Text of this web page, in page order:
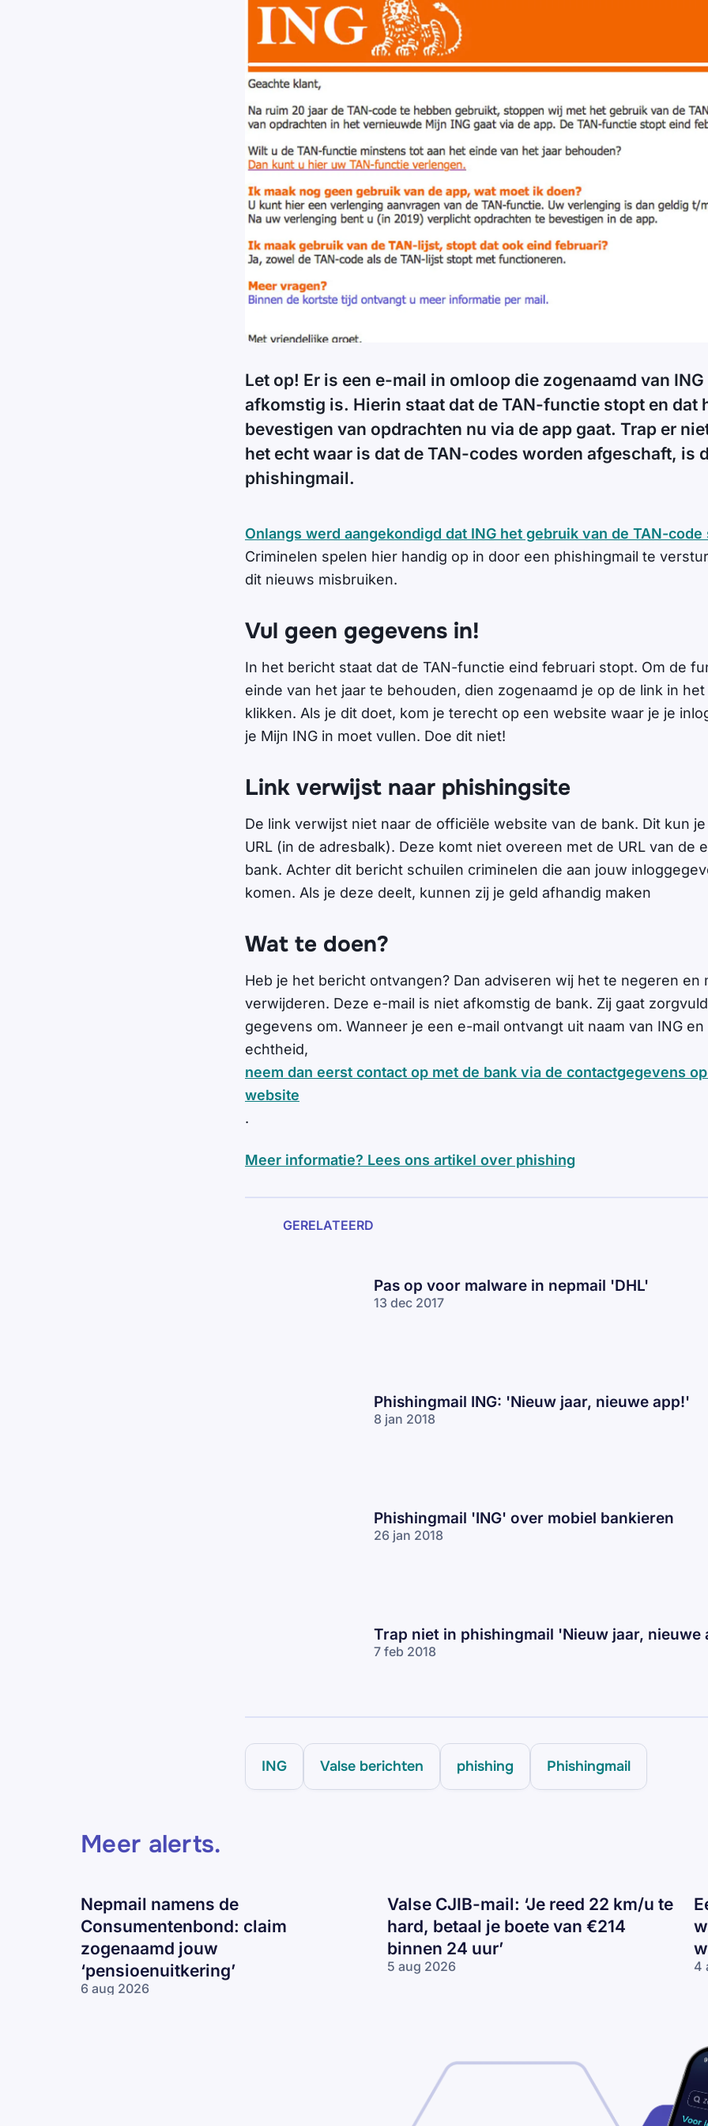
Let op! Er is een e-mail in omloop die zogenaamd van ING
afkomstig is. Hierin staat dat de TAN-functie stopt en dat
bevestigen van opdrachten nu via de app gaat. Trap er
het echt waar is dat de TAN-codes worden afgeschaft, is
phishingmail.
Onlangs werd aangekondigd dat ING het gebruik van de TAN-code
Criminelen spelen hier handig op in door een phishingmail te
dit nieuws misbruiken.
Vul geen gegevens in!
In het bericht staat dat de TAN-functie eind februari stopt. Om de
einde van het jaar te behouden, dien zogenaamd je op de link in
klikken. Als je dit doet, kom je terecht op een website waar je je
je Mijn ING in moet vullen. Doe dit niet!
Link verwijst naar phishingsite
De link verwijst niet naar de officiële website van de bank. Dit kun
URL (in de adresbalk). Deze komt niet overeen met de URL van de
bank. Achter dit bericht schuilen criminelen die aan jouw
komen. Als je deze deelt, kunnen zij je geld afhandig maken
Wat te doen?
Heb je het bericht ontvangen? Dan adviseren wij het te negeren en
verwijderen. Deze e-mail is niet afkomstig de bank. Zij gaat
gegevens om. Wanneer je een e-mail ontvangt uit naam van ING
echtheid,
neem dan eerst contact op met de bank via de contactgegevens
website
.
Meer informatie? Lees ons artikel over phishing
GERELATEERD
Pas op voor malware in nepmail 'DHL'
13 dec 2017
Phishingmail ING: 'Nieuw jaar, nieuwe app!'
8 jan 2018
Phishingmail 'ING' over mobiel bankieren
26 jan 2018
Trap niet in phishingmail 'Nieuw jaar, nieuwe
7 feb 2018
ING Valse berichten phishing Phishingmail
Meer alerts.
Nepmail namens de
Consumentenbond: claim
zogenaamd jouw
‘pensioenuitkering’
6 aug 2026
Valse CJIB-mail: ‘Je reed 22 km/u te
hard, betaal je boete van €214
binnen 24 uur’
5 aug 2026
betaal
4